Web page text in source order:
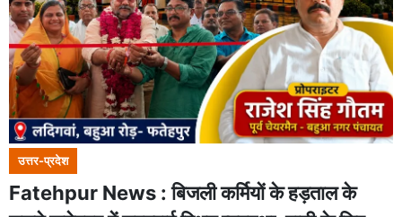
उत्तर-प्रदेश
Fatehpur News : बिजली कर्मियों के हड़ताल के